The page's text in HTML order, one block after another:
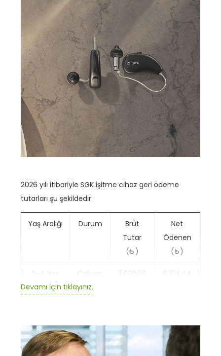
2026 yılı itibariyle SGK işitme cihaz geri ödeme
tutarları şu şekildedir:
Yaş Aralığı Durum
Brüt
Tutar
(₺)
Net
Ödenen
(₺)
0-4 Yaş Çalışan 7.630,56 6.104,44
Emekli
Emekli 6.782,72 6.782,72
Devamı için tıklayınız.